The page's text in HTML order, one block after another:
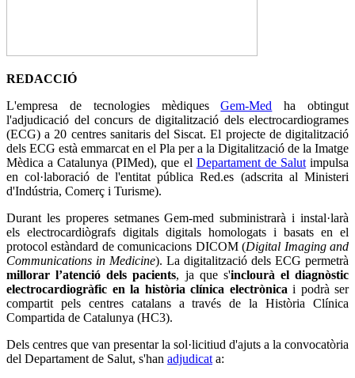
REDACCIÓ
L'empresa de tecnologies mèdiquesGem-Med ha obtingut
l'adjudicació del concurs de digitalització dels electrocardiogrames
(ECG) a 20 centres sanitaris del Siscat. El projecte de digitalització
dels ECG està emmarcat en el Pla per a la Digitalització de la Imatge
Mèdica a Catalunya (PIMed), que el Departament de Salutimpulsa
en col·laboració de l'entitat pública Red.es (adscrita al Ministeri
d'Indústria, Comerç i Turisme).
Durant les properes setmanes Gem-med subministrarà i instal·larà
els electrocardiògrafs digitals digitals homologats i basats en el
protocol estàndard de comunicacions DICOM (Digital Imaging and
Communications in Medicine). La digitalització dels ECG permetrà
millorar l’atenció dels pacients, ja que s'inclourà el diagnòstic
electrocardiogràfic en la història clínica electrònicai podrà ser
compartit pels centres catalans a través de la Història Clínica
Compartida de Catalunya (HC3).
Dels centres que van presentar la sol·licitiud d'ajuts a la convocatòria
del Departament de Salut, s'han adjudicata: